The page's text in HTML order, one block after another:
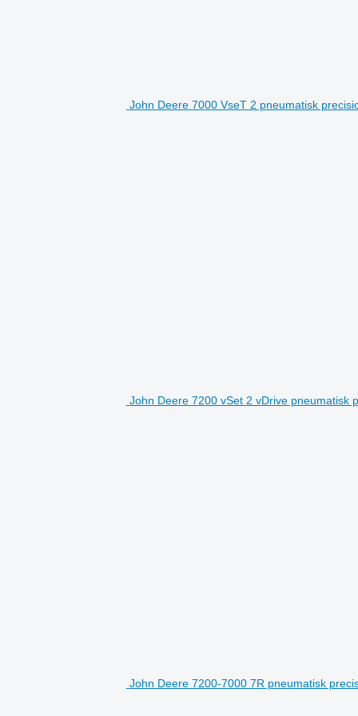
John Deere 7000 VseT 2 pneumatisk
John Deere 7200 vSet 2 vDrive pneumatisk
John Deere 7200-7000 7R pneumatisk